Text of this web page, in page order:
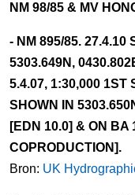
NM 98/85 & MV
- NM 895/85. 27.4.10
5303.649N,
5.4.07, 1:30,000 1ST
SHOWN IN
[EDN 10.0] & ON BA
COPRODUCTION].
Bron: UK